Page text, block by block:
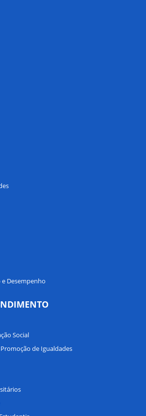
Desempenho
Social
de Igualdades